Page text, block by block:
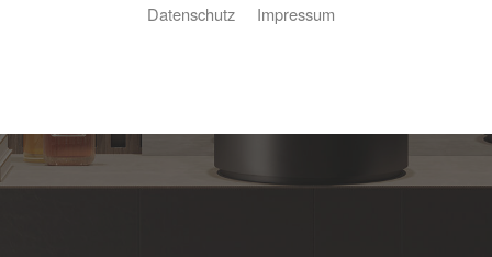
Datenschutz Impressum